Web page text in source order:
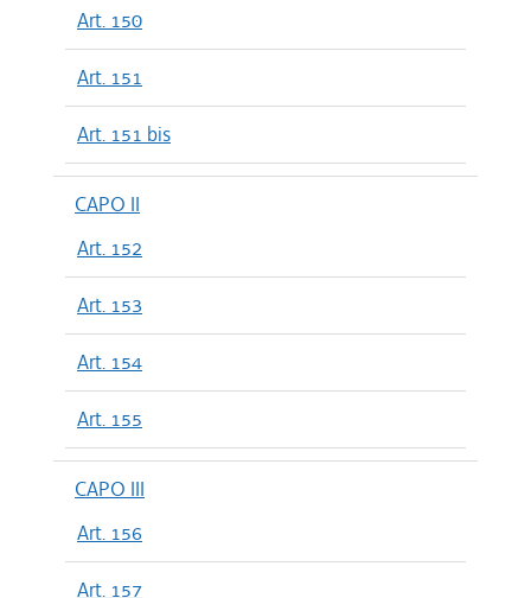
Art. 150
Art. 151
Art. 151 bis
CAPO II
Art. 152
Art. 153
Art. 154
Art. 155
CAPO III
Art. 156
Art. 157